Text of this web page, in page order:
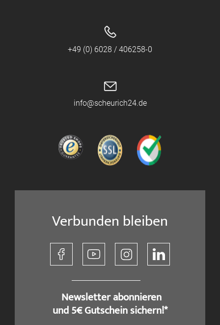
+49 (0) 6028 / 406258-0
info@scheurich24.de
Verbunden bleiben
​ Newsletter abonnieren
und 5€ Gutschein sichern!*